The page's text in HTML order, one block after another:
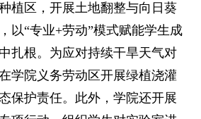
植区，开展土地翻整与向日葵
以“专业+劳动”模式赋能学生成
扎根。为应对持续干旱天气对
学院义务劳动区开展绿植浇灌
保护责任。此外，学院还开展